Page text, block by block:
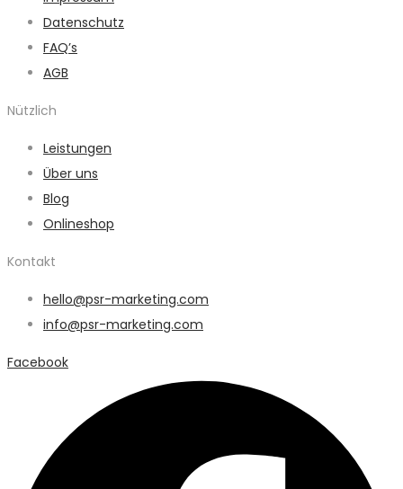
Datenschutz
FAQ’s
AGB
Nützlich
Leistungen
Über uns
Blog
Onlineshop
Kontakt
hello@psr-marketing.com
info@psr-marketing.com
Facebook